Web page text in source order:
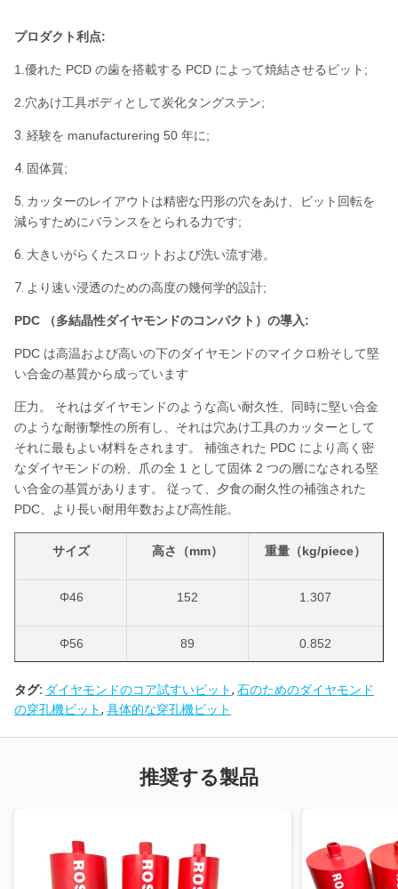
プロダクト利点:
1.優れた PCD の歯を搭載する PCD によって焼結させるビット;
2.穴あけ工具ボディとして炭化タングステン;
3. 経験を manufacturering 50 年に;
4. 固体質;
5. カッターのレイアウトは精密な円形の穴をあけ、ビット回転を
減らすためにバランスをとられる力です;
6. 大きいがらくたスロットおよび洗い流す港。
7. より速い浸透のための高度の幾何学的設計;
PDC （多結晶性ダイヤモンドのコンパクト）の導入:
PDC は高温および高いの下のダイヤモンドのマイクロ粉そして堅
い合金の基質から成っています
圧力。 それはダイヤモンドのような高い耐久性、同時に堅い合金
のような耐衝撃性の所有し、それは穴あけ工具のカッターとして
それに最もよい材料をされます。 補強された PDC により高く密
なダイヤモンドの粉、爪の全 1 として固体 2 つの層になされる堅
い合金の基質があります。 従って、夕食の耐久性の補強された
PDC、より長い耐用年数および高性能。
サイズ 高さ（mm） 重量（kg/piece）
Φ46 152 1.307
Φ56 89 0.852
Φ65 99 1.600
Φ75 130 2.193
タグ: ダイヤモンドのコア試すいビット, 石のためのダイヤモンド
の穿孔機ビット, 具体的な穿孔機ビット
推奨する製品